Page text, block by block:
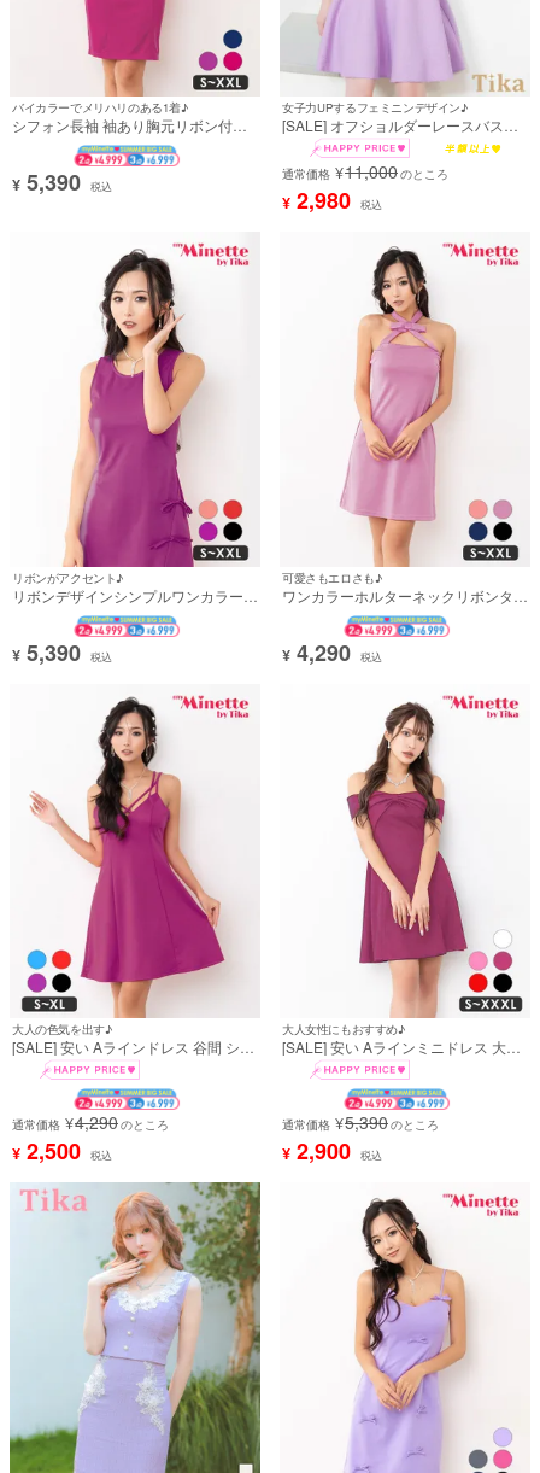
バイカラーでメリハリのある1着♪
シフォン長袖 袖あり胸元リボン付き
ハートカットタイトミニドレス (れい
たぴ着用)
¥ 5,390 税込
女子力UPするフェミニンデザイン♪
[SALE] オフショルダーレースバスト
ジップウエストベルトツイードフレア
ミニドレス (Sサイズ～Lサイズ) (若林
萌々/キャバドレス着用)
通常価格 ¥11,000のところ
¥ 2,980 税込
リボンがアクセント♪
リボンデザインシンプルワンカラーノ
ースリーブタイトミニドレス (れいた
¥ 5,390 税込
可愛さもエロさも♪
ワンカラーホルターネックリボンタイ
トミニドレス (れいたぴ着用)
¥ 4,290 税込
大人の色気を出す♪
[SALE] 安い Aラインドレス 谷間 シン
プル 大人 背中魅せ ストレッチ キャミ
ソール ワンカラー バストコード プチ
プラ (れいたぴ着用)
通常価格 ¥4,290のところ
¥ 2,500 税込
大人女性にもおすすめ♪
[SALE] 安い Aラインミニドレス 大き
いサイズ シンプル 背中魅せ 胸元カバ
ー 肩出し (ちぴたん着用)
通常価格 ¥5,390のところ
¥ 2,900 税込